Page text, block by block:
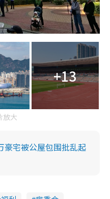
+13
放大
豪宅被公屋包围批乱起